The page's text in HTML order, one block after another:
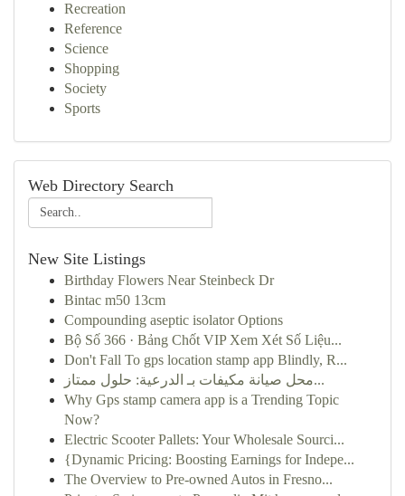
Recreation
Reference
Science
Shopping
Society
Sports
Web Directory Search
New Site Listings
Birthday Flowers Near Steinbeck Dr
Bintac m50 13cm
Compounding aseptic isolator Options
Bộ Số 366 · Bảng Chốt VIP Xem Xét Số Liệu...
Don't Fall To gps location stamp app Blindly, R...
محل صيانة مكيفات بـ الدرعية: حلول ممتاز...
Why Gps stamp camera app is a Trending Topic
Now?
Electric Scooter Pallets: Your Wholesale Sourci...
{Dynamic Pricing: Boosting Earnings for Indepe...
The Overview to Pre-owned Autos in Fresno...